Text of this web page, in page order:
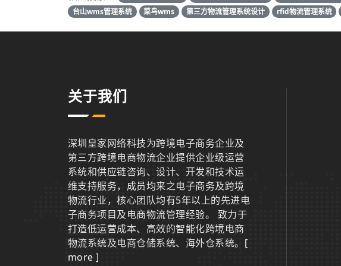
台山wms管理系统
菜鸟wms 第三方物流管理系统设计 rfid物流管理系统
关于我们
深圳皇家网络科技为跨境电子商务企业及
第三方跨境电商物流企业提供企业级运营
系统和供应链咨询、设计、开发和技术运
维支持服务，成员均来之电子商务及跨境
物流行业，核心团队均有5年以上的先进电
子商务项目及电商物流管理经验。 致力于
打造低运营成本、高效的智能化跨境电商
物流系统及电商仓储系统、海外仓系统。 [
more ]